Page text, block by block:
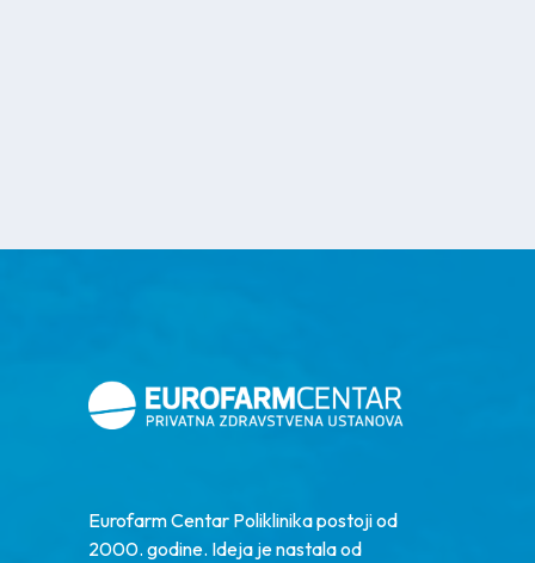
Eurofarm Centar Poliklinika postoji od
2000. godine. Ideja je nastala od